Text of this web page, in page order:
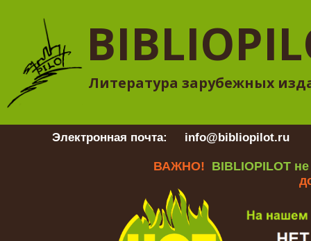
Литература зарубежных
Электронная почта: info@bibliopilot.ru
ВАЖНО! BIBLIOPILOT